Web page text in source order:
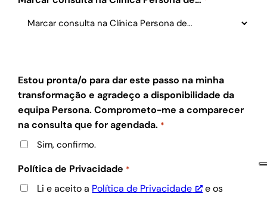
Estou pronta/o para dar este passo na minha
transformação e agradeço a disponibilidade da
equipa Persona. Comprometo-me a comparecer
na consulta que for agendada. *
Sim, confirmo.
Política de Privacidade *
Li e aceito a Política de Privacidade
e os